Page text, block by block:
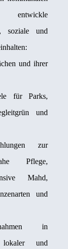
entwickle
soziale und
und ihrer
für Parks,
und
zur
Pflege,
Mahd,
und
in
lokaler und